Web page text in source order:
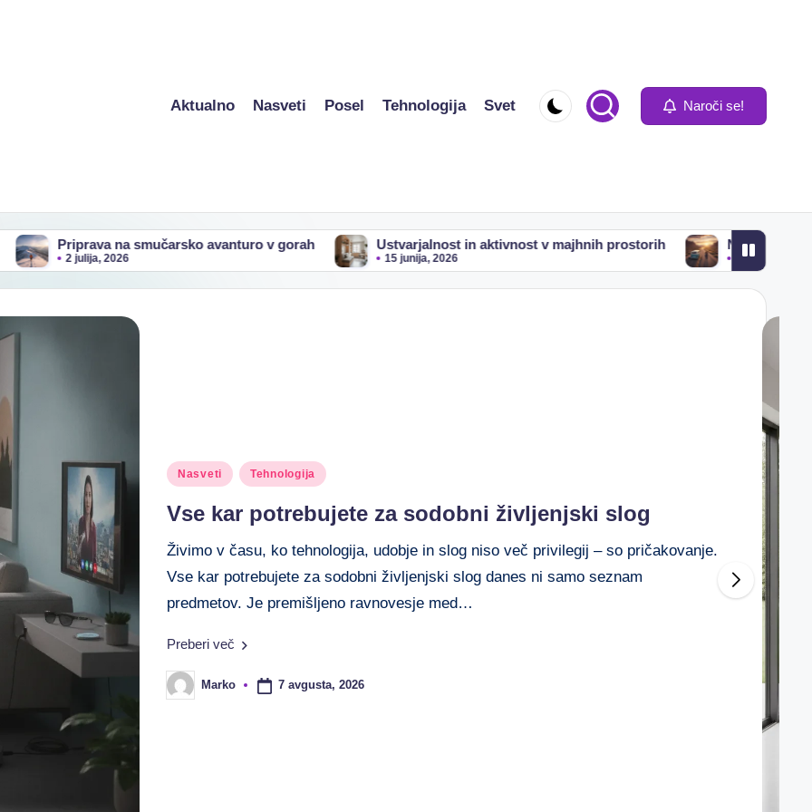
Aktualno Nasveti Posel Tehnologija Svet Naroči se!
smučarsko avanturo v gorah Ustvarjalnost in aktivnost v majhnih prostorih
15 junija, 2026
Načrtovanje poletnega
Posted
Nasveti Tehnologija
Vse kar potrebujete za sodobni življenjski slog
Živimo v času, ko tehnologija, udobje in slog niso več privilegij – so pričakovanje.
Vse kar potrebujete za sodobni življenjski slog danes ni samo seznam
predmetov. Je premišljeno ravnovesje med…
Preberi več
Posted
by
Marko 7 avgusta, 2026